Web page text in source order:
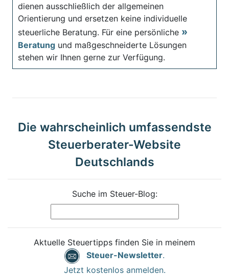
dienen ausschließlich der allgemeinen
Orientierung und ersetzen keine individuelle
steuerliche Beratung. Für eine persönliche
Beratung und maßgeschneiderte Lösungen
stehen wir Ihnen gerne zur Verfügung.
Die wahrscheinlich umfassendste
Steuerberater-Website
Deutschlands
Suche im Steuer-Blog:
Aktuelle Steuertipps finden Sie in meinem
Steuer-Newsletter.
Jetzt kostenlos anmelden.